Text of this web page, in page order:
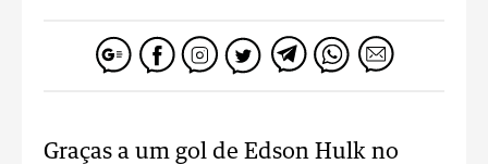
Graças a um gol de Edson Hulk no